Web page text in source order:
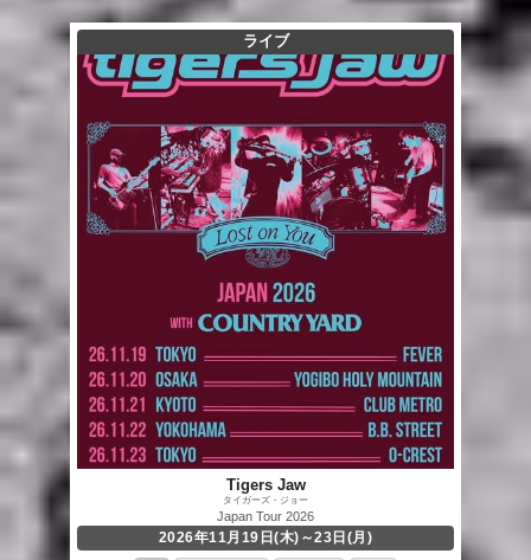
ライブ
Tigers Jaw
タイガーズ・ジョー
Japan Tour 2026
2026年11月19日(木)～23日(月)